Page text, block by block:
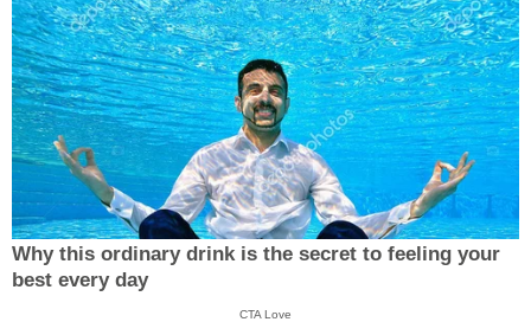
Why this ordinary drink is the secret to feeling your
best every day
CTA Love